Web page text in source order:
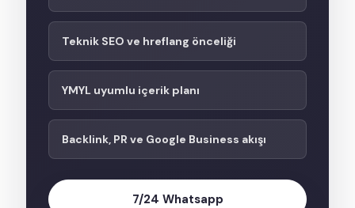
Teknik SEO ve hreflang önceliği
YMYL uyumlu içerik planı
Backlink, PR ve Google Business akışı
7/24 Whatsapp